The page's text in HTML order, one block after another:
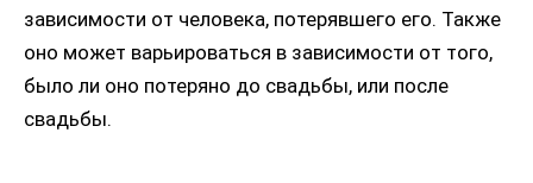
зависимости от человека, потерявшего его. Также
оно может варьироваться в зависимости от того,
было ли оно потеряно до свадьбы, или после
свадьбы.